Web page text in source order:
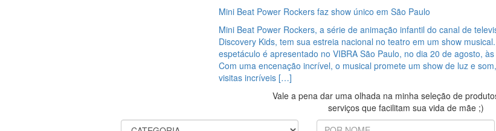
Mini Beat Power Rockers faz show único em São Paulo
Mini Beat Power Rockers, a série de animação infantil do canal de
Discovery Kids, tem sua estreia nacional no teatro em um show
espetáculo é apresentado no VIBRA São Paulo, no dia 20 de agosto,
Com uma encenação incrível, o musical promete um show de luz e som,
visitas incríveis […]
Vale a pena dar uma olhada na minha seleção de
serviços que facilitam sua vida de mãe ;)